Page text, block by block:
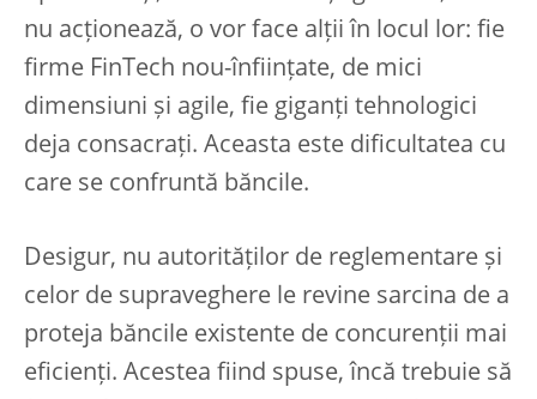
nu acționează, o vor face alții în locul lor: fie
firme FinTech nou-înființate, de mici
dimensiuni și agile, fie giganți tehnologici
deja consacrați. Aceasta este dificultatea cu
care se confruntă băncile.
Desigur, nu autorităților de reglementare și
celor de supraveghere le revine sarcina de a
proteja băncile existente de concurenții mai
eficienți. Acestea fiind spuse, încă trebuie să